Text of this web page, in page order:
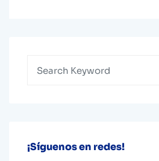
¡Síguenos en redes!